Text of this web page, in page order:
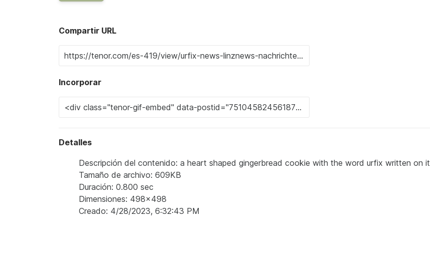
Compartir URL
Incorporar
Detalles
Descripción del contenido: a heart shaped gingerbread cookie with the word urfix written on it
Tamaño de archivo: 609KB
Duración: 0.800 sec
Dimensiones: 498x498
Creado: 4/28/2023, 6:32:43 PM